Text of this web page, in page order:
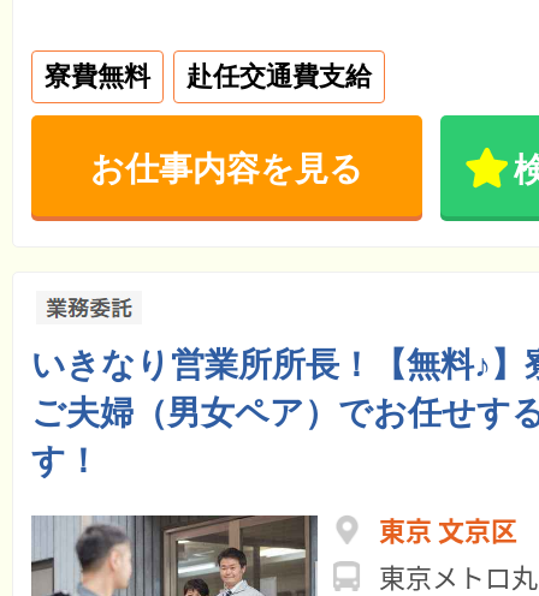
寮費無料 赴任交通費支給
お仕事内容を見る
いきなり営業所所長！【無料♪】
ご夫婦（男女ペア）でお任せす
す！
東京 文京区
東京メトロ